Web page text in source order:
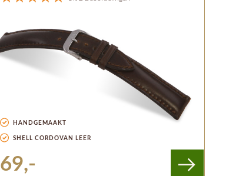
HANDGEMAAKT
SHELL CORDOVAN LEER
69,-